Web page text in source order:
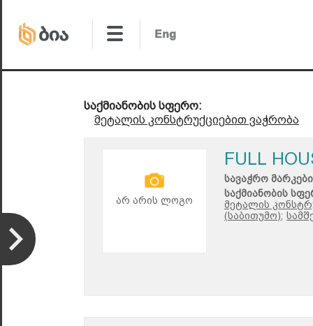
საქმიანობის სფერო:
მეტალის კონსტრუქციებით ვაჭრობა
არ არის ლოგო
FULL
სავაჭრო
საქმიანობის
მეტალის
(საბითუმო);